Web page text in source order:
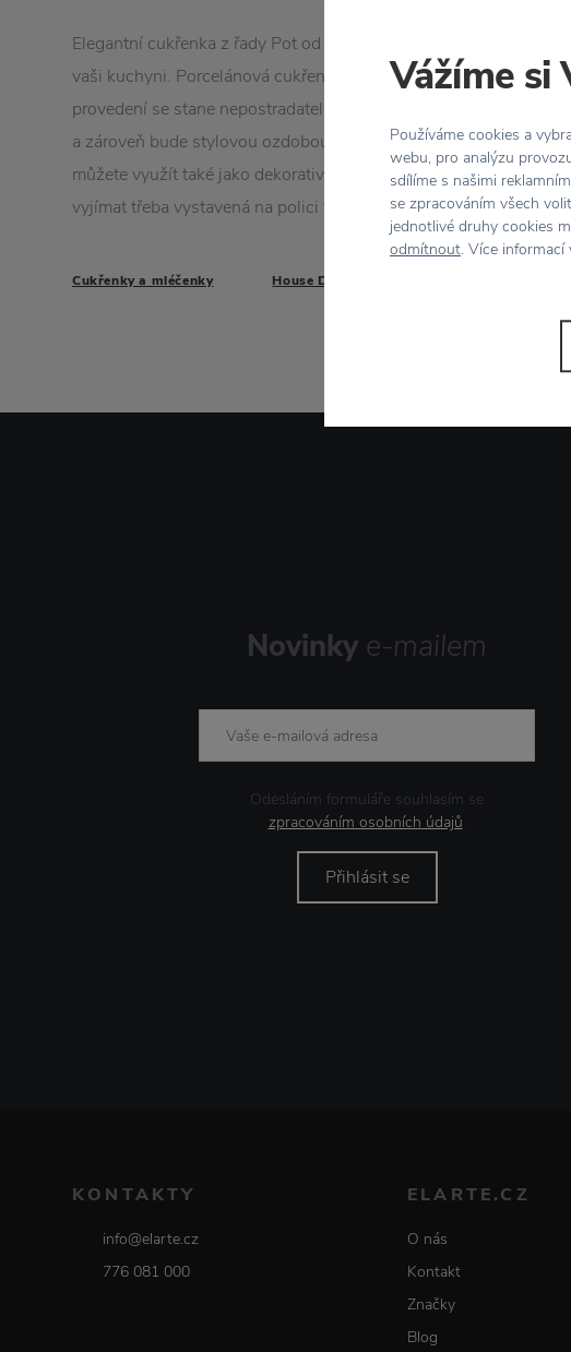
Elegantní cukřenka z řady Pot od dánské značky House Doctor
vaši kuchyni. Porcelánová cukřenka s víčkem ve smetanovém
provedení se stane nepostradatelným doplňkem při pití vašeho
a zároveň bude stylovou ozdobou prostřeného stolu.
můžete využít také jako dekorativní dózičku na vaše drobnosti –
vyjímat třeba vystavená na polici v ložnici.
Cukřenky a mléčenky House Doctor
Novinky e-mailem
Odesláním formuláře souhlasím se
zpracováním osobních údajů.
Přihlásit se
KONTAKTY
info@elarte.cz
776 081 000
ELARTE.CZ
O nás
Kontakt
Značky
Blog
Vážíme si
Používáme cookies a
webu, pro analýzu
sdílíme s našimi
se zpracováním všech
jednotlivé druhy cookies
odmítnout. Více informací